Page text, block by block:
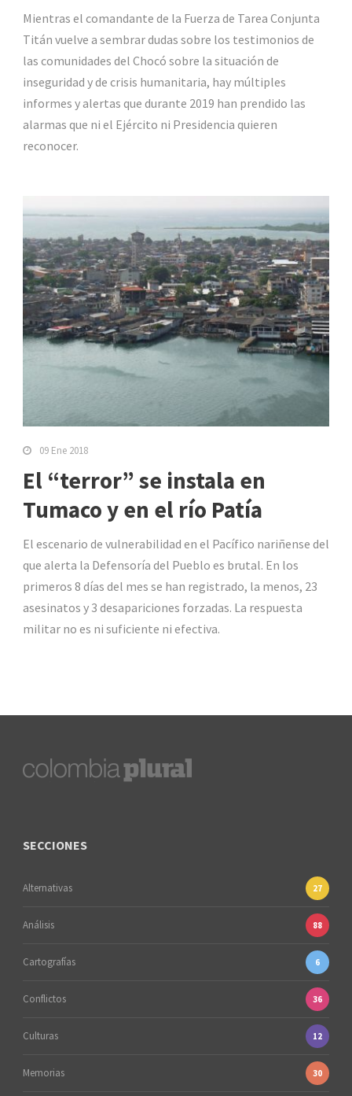
Mientras el comandante de la Fuerza de Tarea Conjunta
Titán vuelve a sembrar dudas sobre los testimonios de
las comunidades del Chocó sobre la situación de
inseguridad y de crisis humanitaria, hay múltiples
informes y alertas que durante 2019 han prendido las
alarmas que ni el Ejército ni Presidencia quieren
reconocer.
09 Ene 2018
El “terror” se instala en
Tumaco y en el río Patía
El escenario de vulnerabilidad en el Pacífico nariñense del
que alerta la Defensoría del Pueblo es brutal. En los
primeros 8 días del mes se han registrado, la menos, 23
asesinatos y 3 desapariciones forzadas. La respuesta
militar no es ni suficiente ni efectiva.
SECCIONES
Alternativas 27
Análisis 88
Cartografías 6
Conflictos 36
Culturas 12
Memorias 30